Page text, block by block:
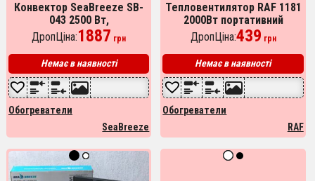
Конвектор SeaBreeze SB-
043 2500 Вт,
Електрообігрівач
конвектор, Конвекторний
обігрівач підлоговий
ДропЦіна:1887 грн
Немає в наявності
Обогреватели
SeaBreeze
Тепловентилятор RAF 1181
2000Вт портативний
електрообігрівач для дому
ДропЦіна:439 грн
Немає в наявності
Обогреватели
RAF